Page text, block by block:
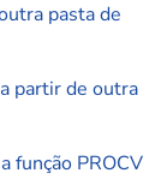
pasta de
partir de outra
função PROCV